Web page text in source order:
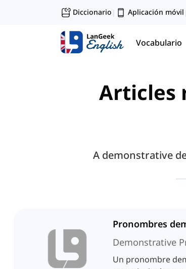
Diccionario | Aplicación móvil |
Vocabulario
Articles
A demonstrative
Pronombres
Demonstrative
Un pronombre